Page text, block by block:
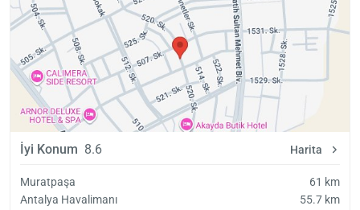
İyi Konum 8.6 Harita
Muratpaşa
61 km
Antalya Havalimanı
55.7 km